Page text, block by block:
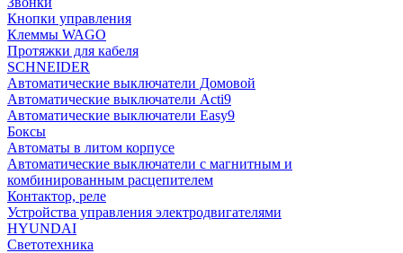
Кнопки управления
Клеммы WAGO
Протяжки для кабеля
SCHNEIDER
Автоматические выключатели Домовой
Автоматические выключатели Acti9
Автоматические выключатели Easy9
Боксы
Автоматы в литом корпусе
Автоматические выключатели с магнитным и
комбинированным расцепителем
Контактор, реле
Устройства управления электродвигателями
HYUNDAI
Светотехника